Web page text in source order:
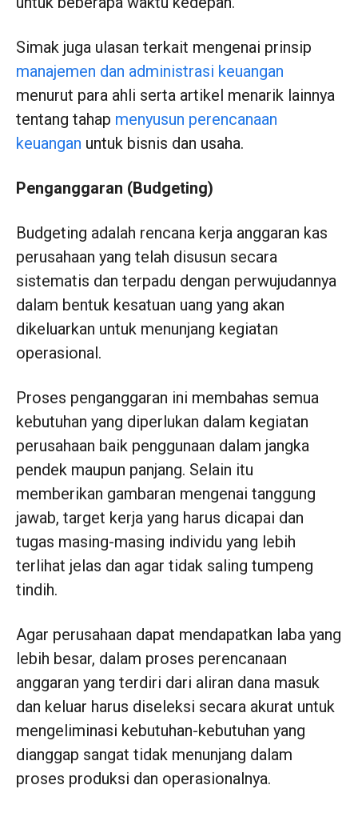
Simak juga ulasan terkait mengenai prinsip
manajemen dan administrasi keuangan
menurut para ahli serta artikel menarik lainnya
tentang tahap menyusun perencanaan
keuangan untuk bisnis dan usaha.
Penganggaran (Budgeting)
Budgeting adalah rencana kerja anggaran kas
perusahaan yang telah disusun secara
sistematis dan terpadu dengan perwujudannya
dalam bentuk kesatuan uang yang akan
dikeluarkan untuk menunjang kegiatan
operasional.
Proses penganggaran ini membahas semua
kebutuhan yang diperlukan dalam kegiatan
perusahaan baik penggunaan dalam jangka
pendek maupun panjang. Selain itu
memberikan gambaran mengenai tanggung
jawab, target kerja yang harus dicapai dan
tugas masing-masing individu yang lebih
terlihat jelas dan agar tidak saling tumpeng
tindih.
Agar perusahaan dapat mendapatkan laba yang
lebih besar, dalam proses perencanaan
anggaran yang terdiri dari aliran dana masuk
dan keluar harus diseleksi secara akurat untuk
mengeliminasi kebutuhan-kebutuhan yang
dianggap sangat tidak menunjang dalam
proses produksi dan operasionalnya.